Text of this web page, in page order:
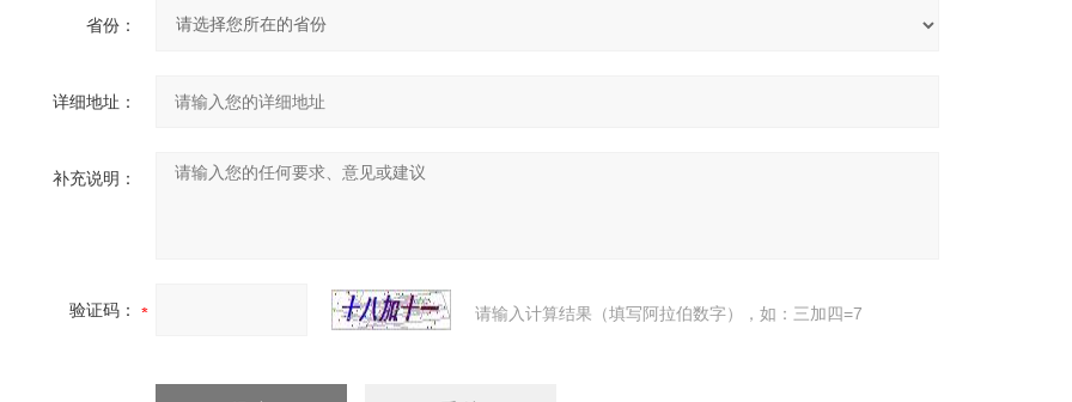
省份：
详细地址：
补充说明：
验证码： 请输入计算结果（填写阿拉伯数字），如：三加四=7